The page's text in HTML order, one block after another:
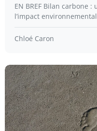
EN BREF Bilan carbone
l’impact
Chloé Caron